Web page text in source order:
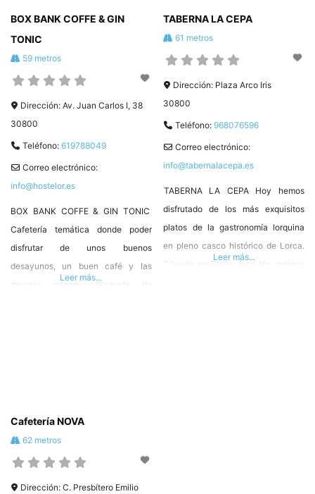
información
BOX BANK COFFE & GIN
TONIC
59 metros
Dirección: Av. Juan Carlos I, 38
30800
Teléfono: 619788049
Correo electrónico:
info@hostelor.es
BOX BANK COFFE & GIN TONIC
Cafetería temática donde poder
disfrutar de unos buenos
desayunos, un buen café y las
mejores copas… Alameda de
Leer más...
TABERNA LA CEPA
61 metros
Dirección: Plaza Arco Iris
30800
Teléfono: 968076596
Correo electrónico:
info@tabernalacepa.es
TABERNA LA CEPA Hoy hemos
disfrutado de los más exquisitos
platos de la gastronomía lorquina
en pleno casco histórico de Lorca.
Situado en Plaza Arco Iris antigua
Leer más...
Cafetería NOVA
62 metros
Dirección: C. Presbítero Emilio